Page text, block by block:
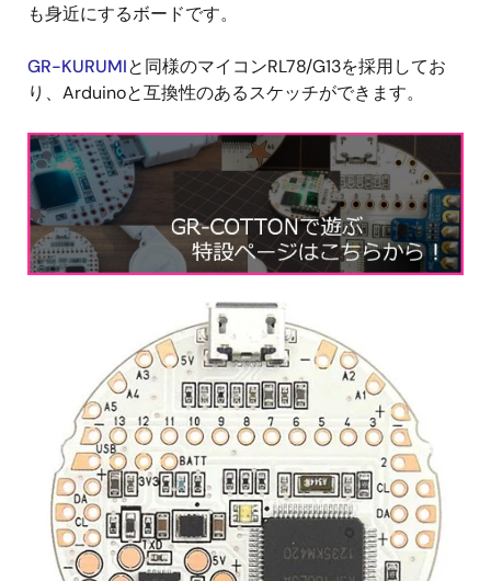
も身近にするボードです。
GR-KURUMIと同様のマイコンRL78/G13を採用してお
り、Arduinoと互換性のあるスケッチができます。